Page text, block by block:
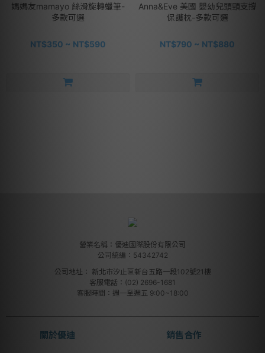
媽媽友mamayo 絲滑旋轉蠟筆-
多款可選
NT$350 ~ NT$590
Anna&Eve 美國 嬰幼兒頭頸支撐
保護枕-多款可選
NT$790 ~ NT$880
營業名稱：優迪國際股份有限公司
公司統編：54342742
公司地址： 新北市汐止區新台五路一段102號21樓
客服電話：(02) 2696-1681
客服時間：週一至週五 9:00~18:00
關於優迪 銷售合作